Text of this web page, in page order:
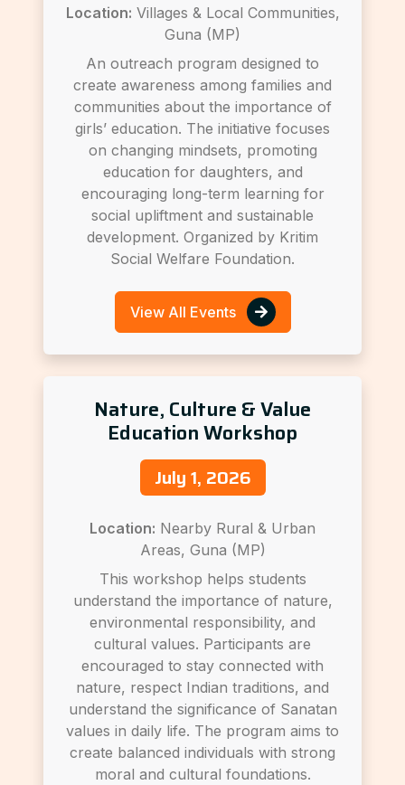
Location: Villages & Local Communities,
Guna (MP)
An outreach program designed to
create awareness among families and
communities about the importance of
girls’ education. The initiative focuses
on changing mindsets, promoting
education for daughters, and
encouraging long-term learning for
social upliftment and sustainable
development. Organized by Kritim
Social Welfare Foundation.
View All Events
Nature, Culture & Value
Education Workshop
July 1, 2026
Location: Nearby Rural & Urban
Areas, Guna (MP)
This workshop helps students
understand the importance of nature,
environmental responsibility, and
cultural values. Participants are
encouraged to stay connected with
nature, respect Indian traditions, and
understand the significance of Sanatan
values in daily life. The program aims to
create balanced individuals with strong
moral and cultural foundations.